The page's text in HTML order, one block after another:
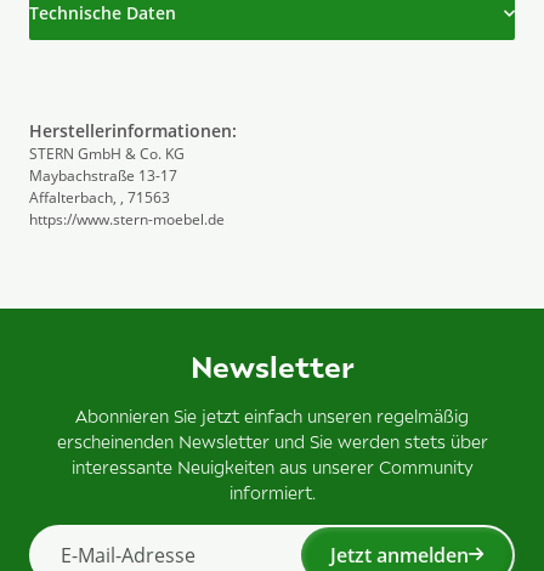
Technische Daten
Herstellerinformationen:
STERN GmbH & Co. KG
Maybachstraße 13-17
Affalterbach, , 71563
https://www.stern-moebel.de
Newsletter
Abonnieren Sie jetzt einfach unseren regelmäßig
erscheinenden Newsletter und Sie werden stets über
interessante Neuigkeiten aus unserer Community
informiert.
Jetzt anmelden